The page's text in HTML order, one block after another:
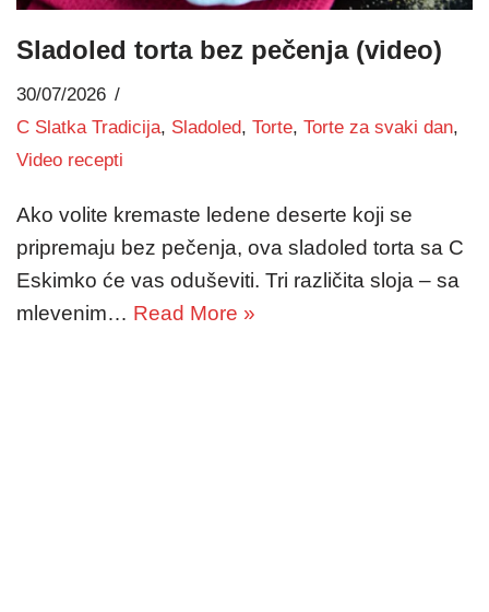
Sladoled torta bez pečenja (video)
30/07/2026
C Slatka Tradicija, Sladoled, Torte, Torte za svaki dan,
Video recepti
Ako volite kremaste ledene deserte koji se
pripremaju bez pečenja, ova sladoled torta sa C
Eskimko će vas oduševiti. Tri različita sloja – sa
mlevenim… Read More »